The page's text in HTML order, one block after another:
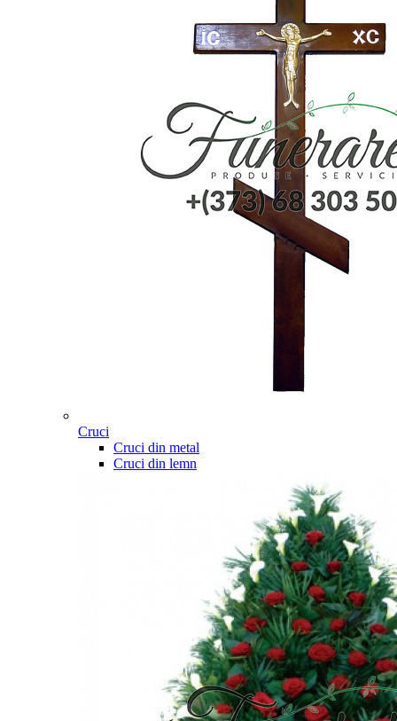
Cruci
Cruci din metal
Cruci din lemn